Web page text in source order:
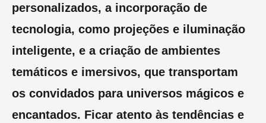
personalizados, a incorporação de
tecnologia, como projeções e iluminação
inteligente, e a criação de ambientes
temáticos e imersivos, que transportam
os convidados para universos mágicos e
encantados. Ficar atento às tendências e